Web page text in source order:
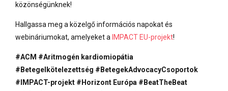
közönségünknek!
Hallgassa meg a közelgő információs napokat és
webináriumokat, amelyeket a IMPACT EU-projekt!
#ACM #Aritmogén kardiomiopátia
#Betegelkötelezettség #BetegekAdvocacyCsoportok
#IMPACT-projekt #Horizont Európa #BeatTheBeat